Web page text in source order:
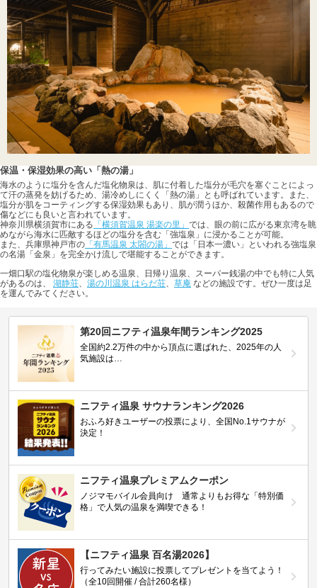
保温・保湿効果の高い「熱の湯」
海水のように塩分を含んだ塩化物泉は、肌に付着した塩分が毛穴を塞ぐことによっ
て汗の蒸発を妨げるため、湯冷めしにくく「熱の湯」とも呼ばれています。また、
塩分が肌をコーティングする保湿効果もあり、肌が潤うほか、殺菌作用もあるので
傷などにも良いと言われています。
神奈川県横須賀市にある 「横須賀温泉 湯楽の里」 では、眼の前に広がる東京湾を眺
めながら海水に匹敵するほどの塩分を含む「強塩泉」に浸かることが可能。
また、兵庫県神戸市の 「有馬温泉 太閤の湯」 では「日本一濃い」といわれる強塩泉
の名湯「金泉」を完全かけ流しで堪能することができます。
一畑口駅の塩化物泉が楽しめる温泉、日帰り温泉、スーパー銭湯の中でも特に人気
があるのは、 湖静荘、 湯の川温泉 はらだ荘、 草庵 などの施設です。ぜひ一度は足
を運んでみてください。
第20回ニフティ温泉年間ランキング2025
全国約2.2万件の中から頂点に選ばれた、2025年の人
気施設は…
ニフティ温泉 サウナランキング2026
おふろ好きユーザーの投票により、全国No.1サウナが
決定！
ニフティ温泉プレミアムクーポン
ノジマモバイル会員向け 通常よりもお得な「特別価
格」で人気の温泉を満喫できる！
【ニフティ温泉 百名湯2026】
行ってみたい施設に投票してプレゼントを当てよう！
（全10回開催 / 合計260名様）